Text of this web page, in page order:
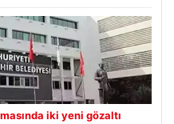
iki yeni gözaltı